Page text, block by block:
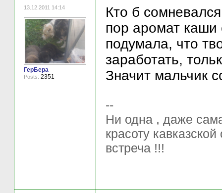
13.12.2011 14:14
ГерБера
Posts: 2351
Кто б
пор аромат каши
подумала, что
заработать,
Значит мальчик
--
Ни одна , даже
красоту
встреча !!!